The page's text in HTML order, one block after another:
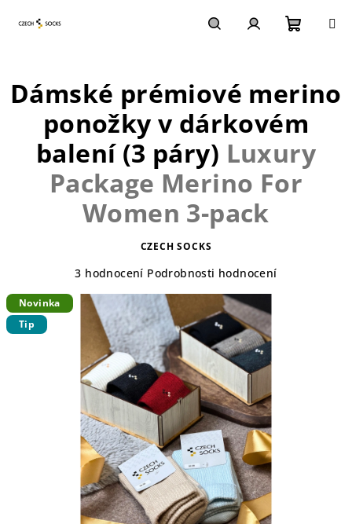
košík
Dámské prémiové merino
ponožky v dárkovém
balení (3 páry) Luxury
Package Merino For
Women 3-pack
CZECH SOCKS
Průměrné
produktu
5
hvězdiček.
3 hodnocení Podrobnosti hodnocení
Novinka
Tip